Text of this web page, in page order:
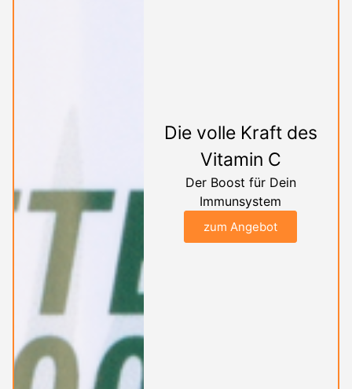
Die volle Kraft des
Vitamin C
Der Boost für Dein
Immunsystem
zum Angebot